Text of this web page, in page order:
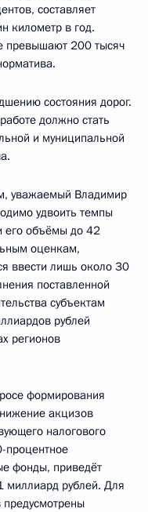
составляет
километр в год.
превышают 200 тысяч
состояния дорог.
должно стать
и муниципальной
уважаемый Владимир
удвоить темпы
его объёмы до 42
оценкам,
ввести лишь около 30
поставленной
субъектам
рублей
регионов
формирования
акцизов
налогового
процентное
фонды, приведёт
миллиард рублей. Для